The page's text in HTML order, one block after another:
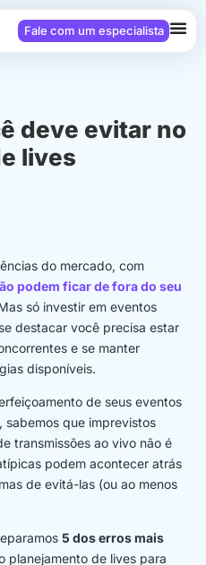
Fale com um especialista
deve evitar no
lives
do mercado, com
podem ficar de fora do seu
só investir em eventos
destacar você precisa estar
e se manter
disponíveis.
de seus eventos
que imprevistos
transmissões ao vivo não é
podem acontecer atrás
de evitá-las (ou ao menos
5 dos erros mais
planejamento de lives para